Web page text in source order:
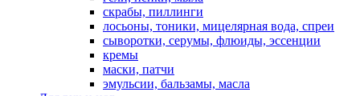
скрабы, пиллинги
лосьоны, тоники, мицелярная вода, спреи
сыворотки, серумы, флюиды, эссенции
кремы
маски, патчи
эмульсии, бальзамы, масла